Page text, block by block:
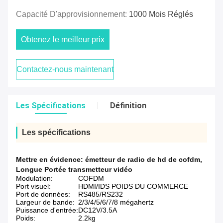
Capacité D'approvisionnement: 1000 Mois Réglés
Obtenez le meilleur prix
Contactez-nous maintenant
Les Spécifications Définition
Les spécifications
Mettre en évidence: émetteur de radio de hd de cofdm,
Longue Portée transmetteur vidéo
Modulation:
COFDM
Port visuel:
HDMI/IDS POIDS DU COMMERCE
Port de données:
RS485/RS232
Largeur de bande: 2/3/4/5/6/7/8 mégahertz
Puissance d'entrée:DC12V/3.5A
Poids:
2.2kg